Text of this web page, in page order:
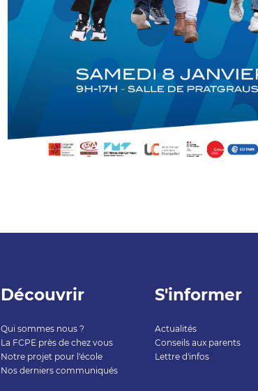
Découvrir
Qui sommes nous ?
La FCPE près de chez vous
Notre projet pour l'école
Nos derniers communiqués
S'informer
Actualités
Conseils aux parents
Lettre d'infos